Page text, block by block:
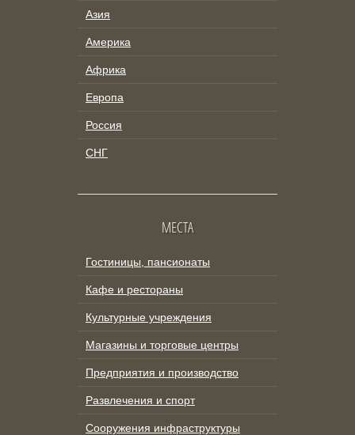
Азия
Америка
Африка
Европа
Россия
СНГ
МЕСТА
Гостиницы, пансионаты
Кафе и рестораны
Культурные учреждения
Магазины и торговые центры
Предприятия и производство
Развлечения и спорт
Сооружения инфраструктуры